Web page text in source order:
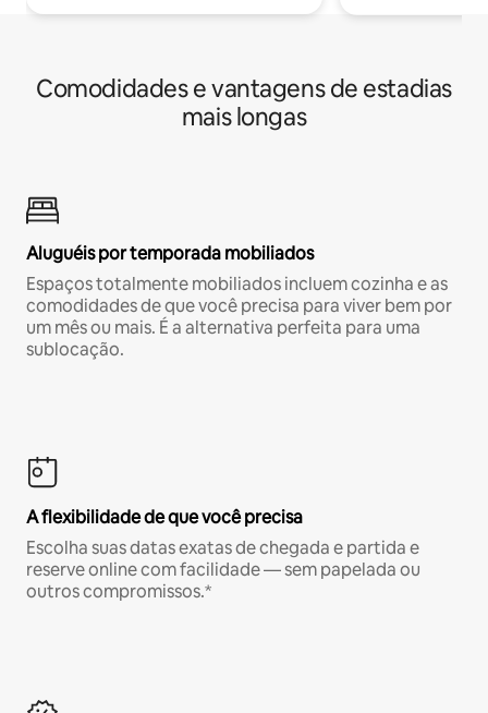
Comodidades e vantagens de estadias
mais longas
Aluguéis por temporada mobiliados
Espaços totalmente mobiliados incluem cozinha e as
comodidades de que você precisa para viver bem por
um mês ou mais. É a alternativa perfeita para uma
sublocação.
A flexibilidade de que você precisa
Escolha suas datas exatas de chegada e partida e
reserve online com facilidade — sem papelada ou
outros compromissos.*